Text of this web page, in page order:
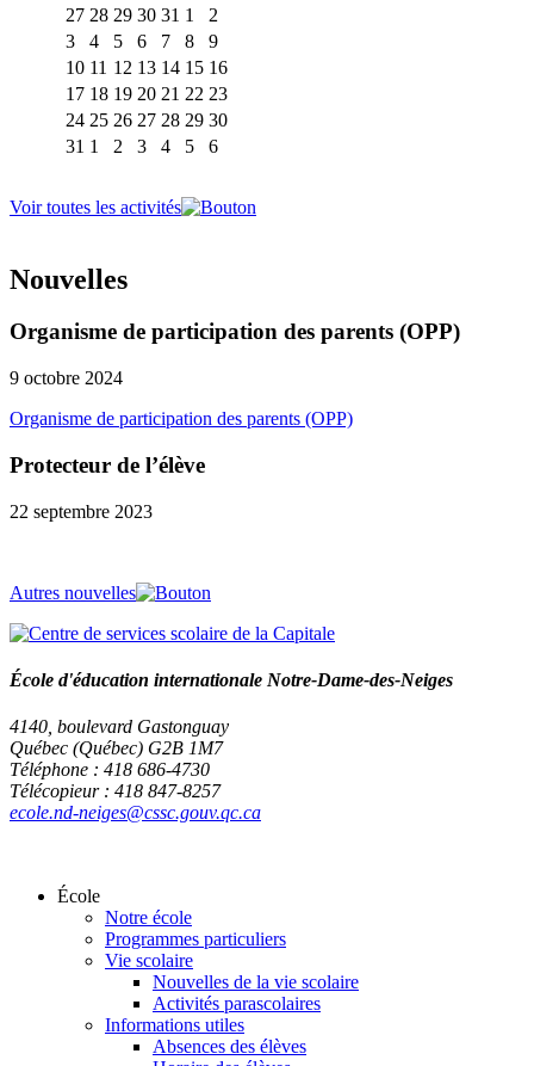
27 28 29 30 31 1
2
3
4 5 6 7 8
9
10 11 12 13 14 15 16
17 18 19 20 21 22 23
24 25 26 27 28 29 30
31 1 2 3 4 5 6
Voir toutes les activités
Nouvelles
Organisme de participation des parents (OPP)
9 octobre 2024
Organisme de participation des parents (OPP)
Protecteur de l’élève
22 septembre 2023
Autres nouvelles
École d'éducation internationale Notre-Dame-des-Neiges
4140, boulevard Gastonguay
Québec (Québec) G2B 1M7
Téléphone : 418 686-4730
Télécopieur : 418 847-8257
ecole.nd-neiges@cssc.gouv.qc.ca
École
Notre école
Programmes particuliers
Vie scolaire
Nouvelles de la vie scolaire
Activités parascolaires
Informations utiles
Absences des élèves